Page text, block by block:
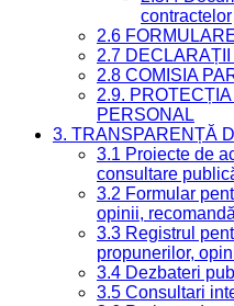
contractelor
2.6
2.7
2.8 COMISIA
2.9.
PERSONAL
3. TRANSPARENȚĂ
3.1 Proiecte de
consultare
3.2 Formular
opinii,
3.3 Registrul
propunerilor,
3.4 Dezbateri
3.5 Consultari